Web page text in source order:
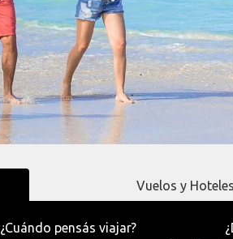
Vuelos y Hoteles
¿Cuándo pensás viajar?